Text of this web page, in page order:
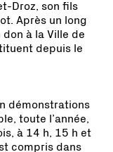
Droz, son fils
Après un long
à la Ville de
depuis le
démonstrations
toute l’année,
à 14 h, 15 h et
compris dans